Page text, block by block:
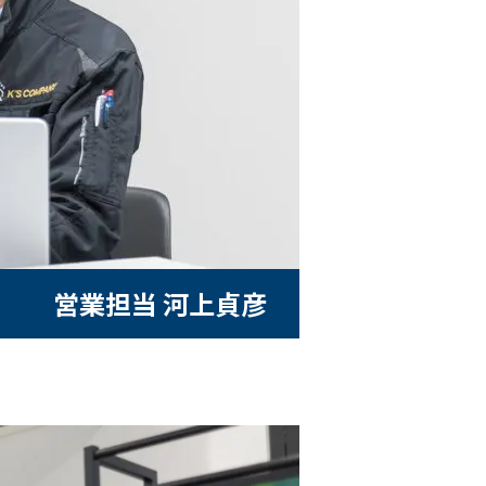
営業担当 河上貞彦